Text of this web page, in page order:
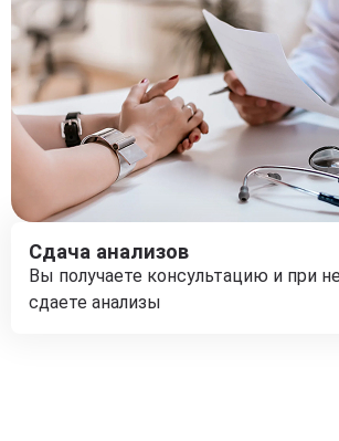
Сдача анализов
Вы получаете консультацию и при
сдаете анализы